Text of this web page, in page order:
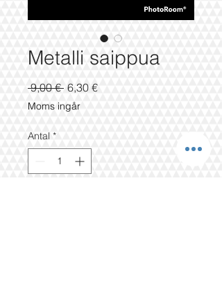
Metalli saippua
9,00 € Ordinarie
pris
6,30 €Reapris
Moms ingår
Antal *